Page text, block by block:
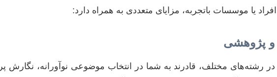
یا موسسات باتجربه، مزایای متعددی به همراه دارد:
و پژوهشی
رشته‌های مختلف، قادرند به شما در انتخاب موضوعی نوآورانه، نگارش